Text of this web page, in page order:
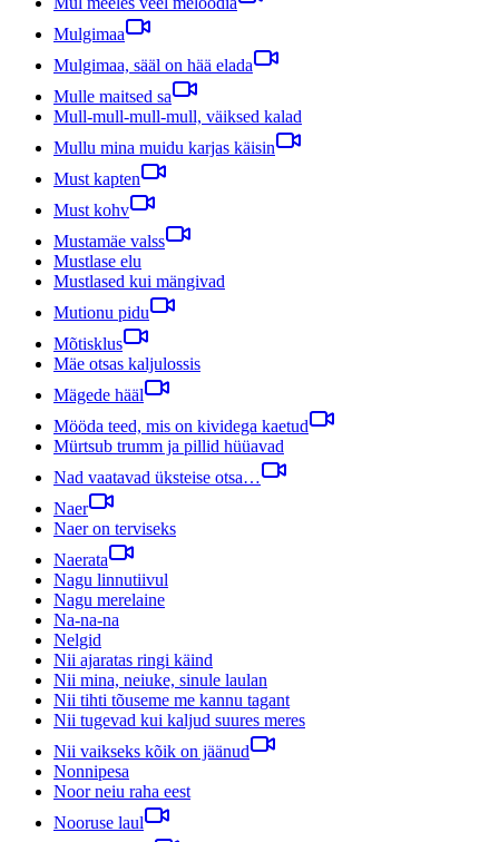
Mulgimaa
Mulgimaa, sääl on hää elada
Mulle maitsed sa
Mull-mull-mull-mull, väiksed kalad
Mullu mina muidu karjas käisin
Must kapten
Must kohv
Mustamäe valss
Mustlase elu
Mustlased kui mängivad
Mutionu pidu
Mõtisklus
Mäe otsas kaljulossis
Mägede hääl
Mööda teed, mis on kividega kaetud
Mürtsub trumm ja pillid hüüavad
Nad vaatavad üksteise otsa…
Naer
Naer on terviseks
Naerata
Nagu linnutiivul
Nagu merelaine
Na-na-na
Nelgid
Nii ajaratas ringi käind
Nii mina, neiuke, sinule laulan
Nii tihti tõuseme me kannu tagant
Nii tugevad kui kaljud suures meres
Nii vaikseks kõik on jäänud
Nonnipesa
Noor neiu raha eest
Nooruse laul